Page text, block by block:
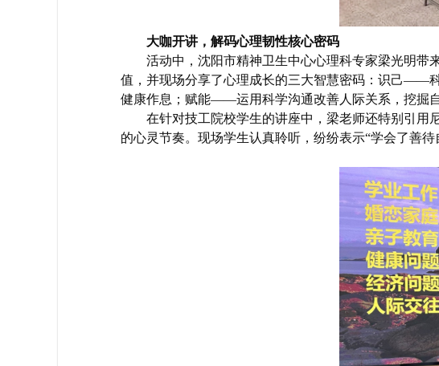
大咖开讲，解码心理韧性核心密码
活动中，沈阳市精神卫生中心心理科专家梁光明带
值，并现场分享了心理成长的三大智慧密码：识己——
健康作息；赋能——运用科学沟通改善人际关系，挖掘自
在针对技工院校学生的讲座中，梁老师还特别引用
的心灵节奏。现场学生认真聆听，纷纷表示“学会了善待